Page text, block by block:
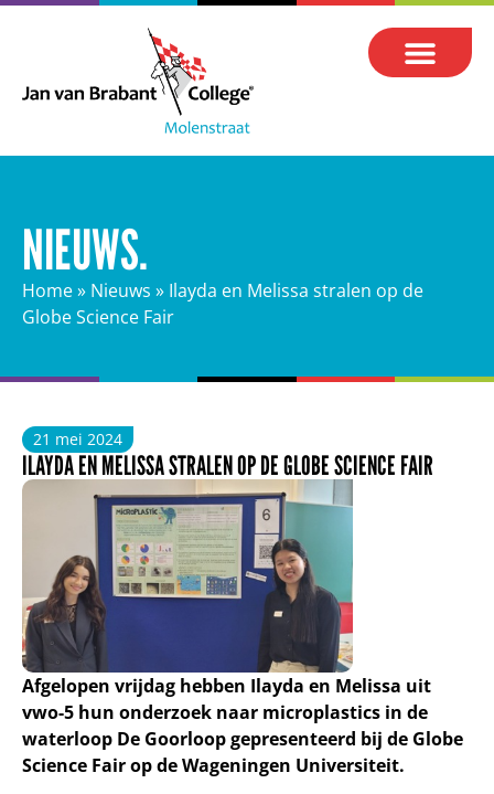
NIEUWS.
Home» Nieuws » Ilayda en Melissa stralen op de
Globe Science Fair
21 mei 2024
ILAYDA EN MELISSA STRALEN OP DE GLOBE SCIENCE FAIR
Afgelopen vrijdag hebben Ilayda en Melissa uit
vwo-5 hun onderzoek naar microplastics in de
waterloop De Goorloop gepresenteerd bij de Globe
Science Fair op de Wageningen Universiteit.